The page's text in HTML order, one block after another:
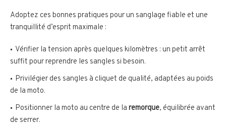
Adoptez ces bonnes pratiques pour un sanglage fiable et une
tranquillité d’esprit maximale :
Vérifier la tension après quelques kilomètres : un petit arrêt
suffit pour reprendre les sangles si besoin.
Privilégier des sangles à cliquet de qualité, adaptées au poids
de la moto.
Positionner la moto au centre de la remorque, équilibrée avant
de serrer.